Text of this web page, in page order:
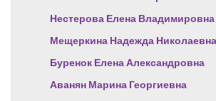
Нестерова Елена Владимировна
Мещеркина Надежда Николаевна
Буренок Елена Александровна
Аванян Марина Георгиевна